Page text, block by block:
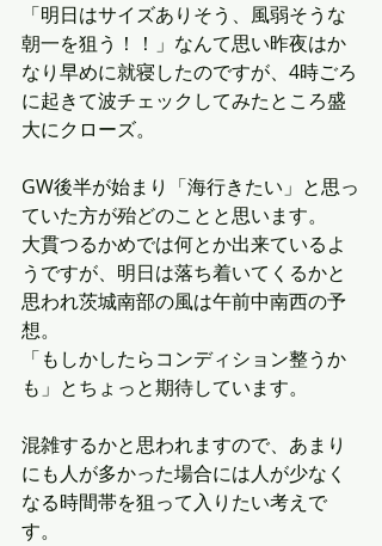
「明日はサイズありそう、風弱そうな
朝一を狙う！！」なんて思い昨夜はか
なり早めに就寝したのですが、4時ごろ
に起きて波チェックしてみたところ盛
大にクローズ。
GW後半が始まり「海行きたい」と思っ
ていた方が殆どのことと思います。
大貫つるかめでは何とか出来ているよ
うですが、明日は落ち着いてくるかと
思われ茨城南部の風は午前中南西の予
想。
「もしかしたらコンディション整うか
も」とちょっと期待しています。
混雑するかと思われますので、あまり
にも人が多かった場合には人が少なく
なる時間帯を狙って入りたい考えで
す。